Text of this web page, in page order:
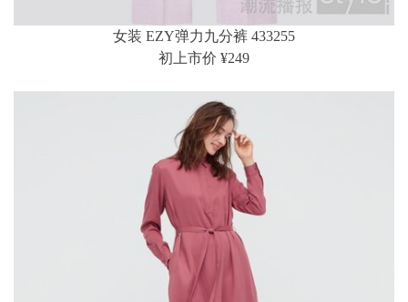
女装 EZY弹力九分裤 433255
初上市价 ¥249